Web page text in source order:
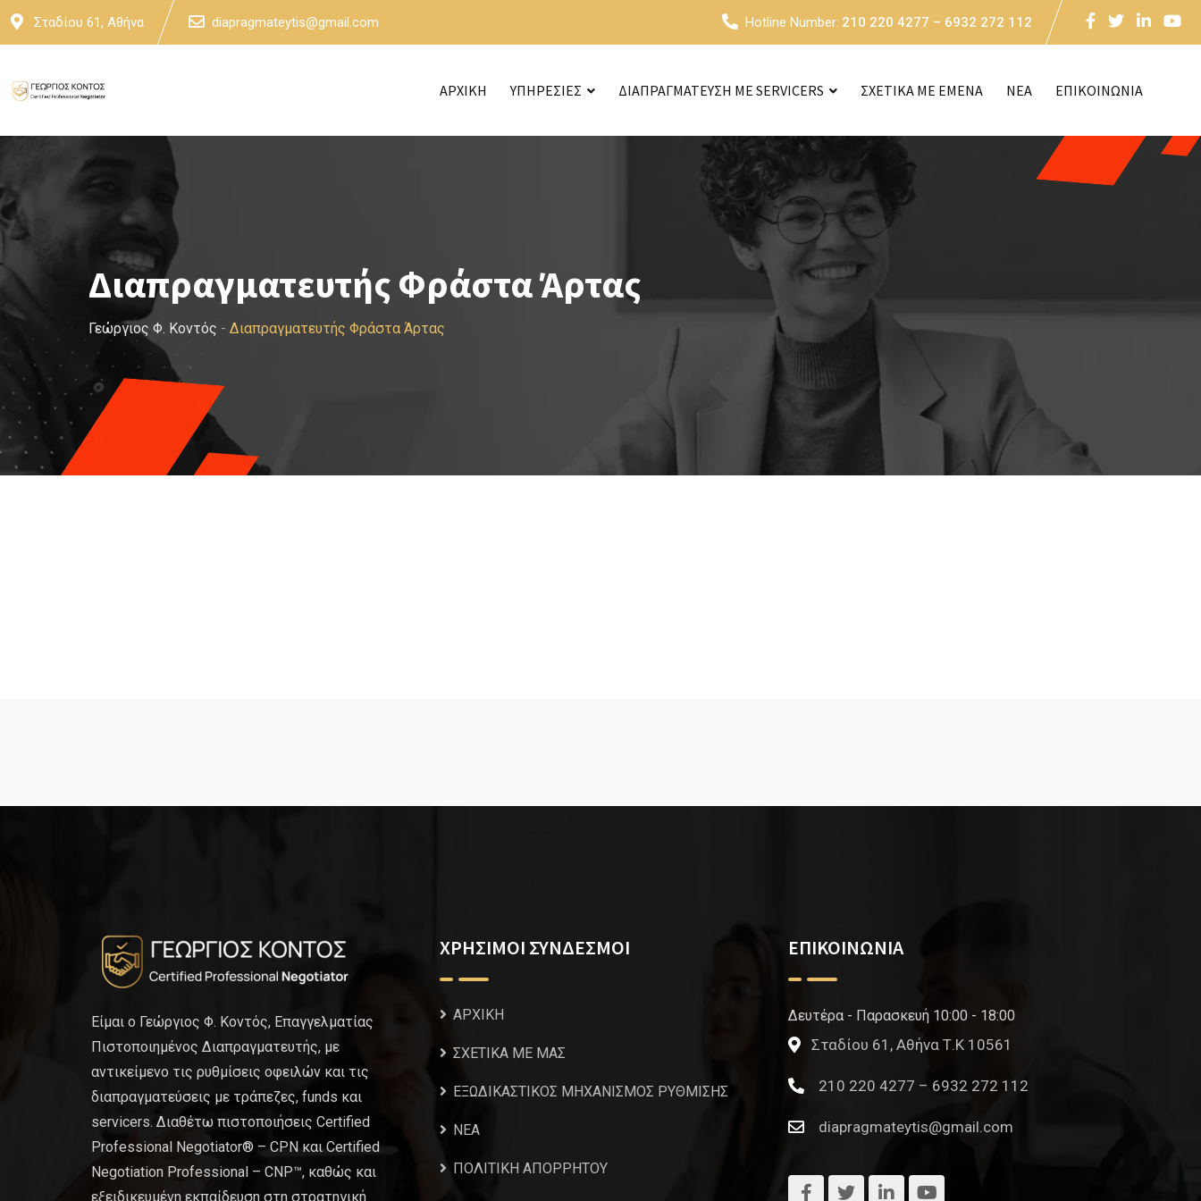
Skip
Σταδίου 61, Αθήνα diapragmateytis@gmail.com Hotline Number: 210 220 4277 – 6932 272 112
ΑΡΧΙΚΗ ΥΠΗΡΕΣΙΕΣ ΔΙΑΠΡΑΓΜΑΤΕΥΣΗ ΜΕ SERVICERS ΣΧΕΤΙΚΑ ΜΕ ΕΜΕΝΑ NEA ΕΠΙΚΟΙΝΩΝΙΑ
Διαπραγματευτής Φράστα Άρτας
Γεώργιος Φ. Κοντός - Διαπραγματευτής Φράστα Άρτας
Είμαι ο Γεώργιος Φ. Κοντός, Επαγγελματίας
Πιστοποιημένος Διαπραγματευτής, με
αντικείμενο τις ρυθμίσεις οφειλών και τις
διαπραγματεύσεις με τράπεζες, funds και
servicers. Διαθέτω πιστοποιήσεις Certified
Professional Negotiator® – CPN και Certified
Negotiation Professional – CNP™, καθώς και
εξειδικευμένη εκπαίδευση στη στρατηγική
ΧΡΗΣΙΜΟΙ ΣΥΝΔΕΣΜΟΙ
ΑΡΧΙΚΗ
ΣΧΕΤΙΚΑ ΜΕ ΜΑΣ
ΕΞΩΔΙΚΑΣΤΙΚΟΣ ΜΗΧΑΝΙΣΜΟΣ ΡΥΘΜΙΣΗΣ
NEA
ΠΟΛΙΤΙΚΗ ΑΠΟΡΡΗΤΟΥ
ΕΠΙΚΟΙΝΩΝΙΑ
Δευτέρα - Παρασκευή 10:00 - 18:00
Σταδίου 61, Αθήνα Τ.Κ 10561
210 220 4277 – 6932 272 112
diapragmateytis@gmail.com